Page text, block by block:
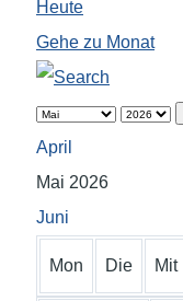
Heute
Gehe zu Monat
April
Mai 2026
Juni
Mon Die Mit